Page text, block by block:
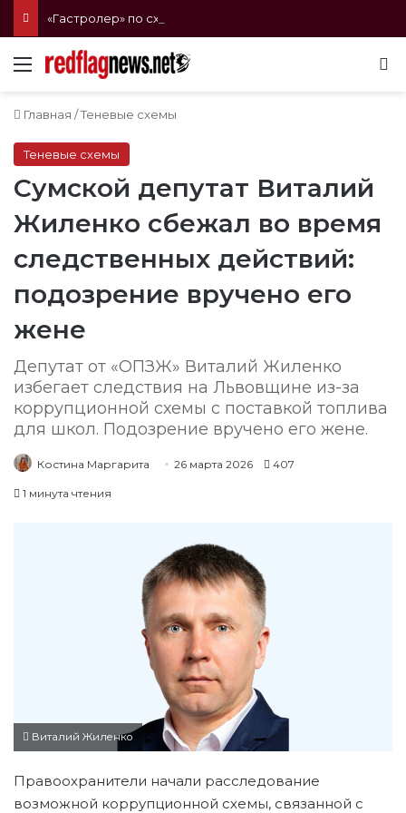
Меню
Главная /Теневые схемы
Теневые схемы
Сумской депутат Виталий
Жиленко сбежал во время
следственных действий:
подозрение вручено его
жене
Депутат от «ОПЗЖ» Виталий Жиленко
избегает следствия на Львовщине из-за
коррупционной схемы с поставкой топлива
для школ. Подозрение вручено его жене.
Костина Маргарита 26 марта 2026 407
1 минута чтения
Виталий Жиленко
Правоохранители начали расследование
возможной коррупционной схемы, связанной с